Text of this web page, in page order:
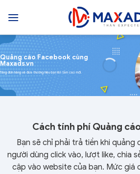
Quảng cáo Facebook cùng
Maxads.vn
Tăng đơn hàng và đưa thương hiệu bạn lên tầm cao mới.
Cách tính phí Quảng
Bạn sẽ chỉ phải trả tiền khi quảng
người dùng click vào, lượt like, chia
cập vào website của bạn. Mức giá